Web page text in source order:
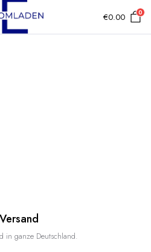
€0.00 0
in ganze Deutschland.